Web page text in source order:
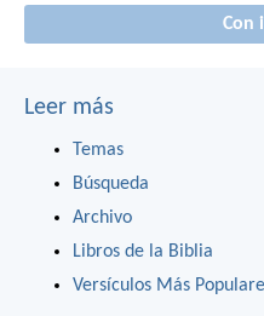
Con
Leer más
Temas
Búsqueda
Archivo
Libros de la Biblia
Versículos Más